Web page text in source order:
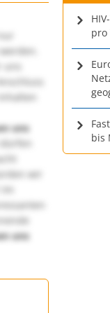
uns
wir
uns
pro
bis